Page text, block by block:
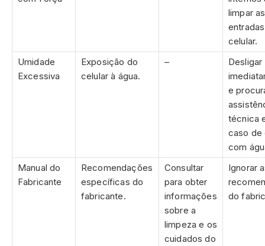
limpar as
celular.
Umidade
Excessiva
Exposição do
celular à água.
–
Desligar
e
técnica
caso de
com
Manual do
Fabricante
Recomendações
específicas do
fabricante.
Consultar
para obter
informações
sobre a
limpeza e os
cuidados do
Ignorar
do